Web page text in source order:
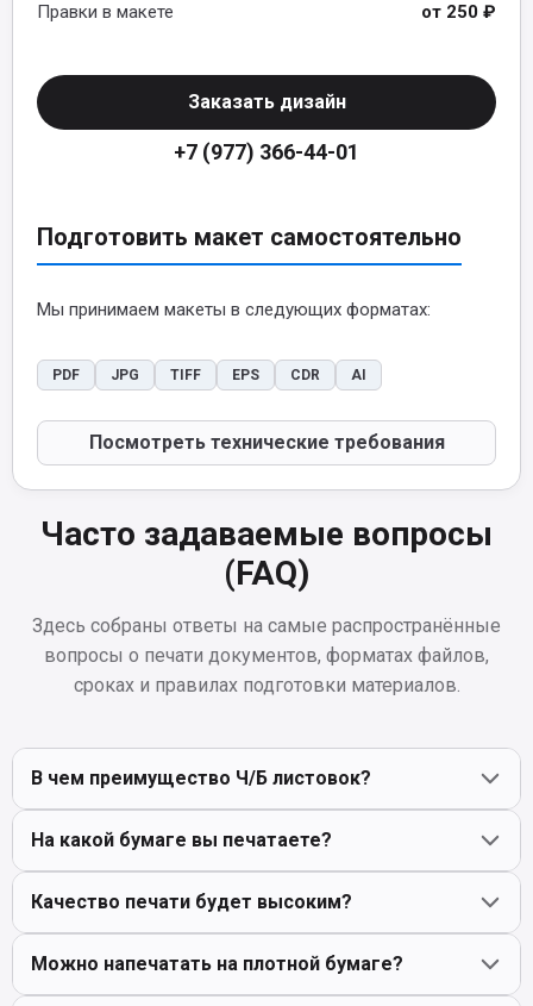
Правки в макете от 250 ₽
Заказать дизайн
+7 (977) 366-44-01
Подготовить макет самостоятельно
Мы принимаем макеты в следующих форматах:
PDF JPG TIFF EPS CDR AI
Посмотреть технические требования
Часто задаваемые вопросы
(FAQ)
Здесь собраны ответы на самые распространённые
вопросы о печати документов, форматах файлов,
сроках и правилах подготовки материалов.
В чем преимущество Ч/Б листовок?
Это самый экономичный способ печати. Идеально
подходит для прайс-листов, объявлений или
информационных бюллетеней.
На какой бумаге вы печатаете?
Стандартно — на белой офисной бумаге 80 г/м². Также
можно использовать цветную бумагу (желтую,
зеленую, синюю и т.д.).
Качество печати будет высоким?
Да, мы используем лазерные принтеры, которые
обеспечивают высокую четкость текста и графики,
Можно напечатать на плотной бумаге?